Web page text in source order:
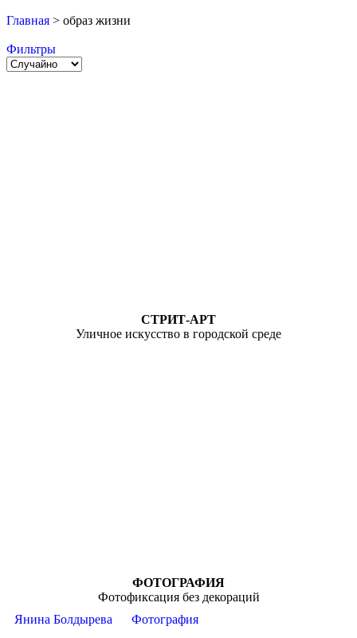
Главная > образ жизни
Фильтры
СТРИТ-АРТ
Уличное искусство в городской среде
ФОТОГРАФИЯ
Фотофиксация без декораций
Янина Болдырева
Фотография